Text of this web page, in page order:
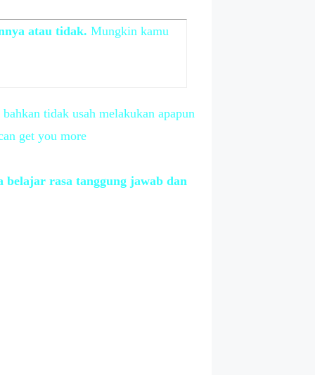
atau tidak. Mungkin kamu
tidak usah melakukan apapun
get you more
rasa tanggung jawab dan